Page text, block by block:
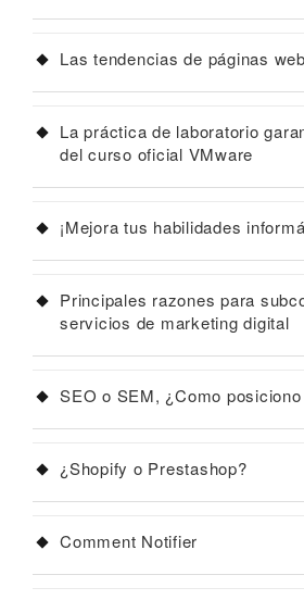
Las tendencias de páginas
La práctica de laboratorio
del curso oficial VMware
¡Mejora tus habilidades
Principales razones para
servicios de marketing digital
SEO o SEM, ¿Como
¿Shopify o Prestashop?
Comment Notifier